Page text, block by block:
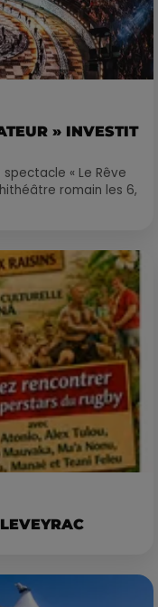
» INVESTIT
« Le Rêve
romain les 6,